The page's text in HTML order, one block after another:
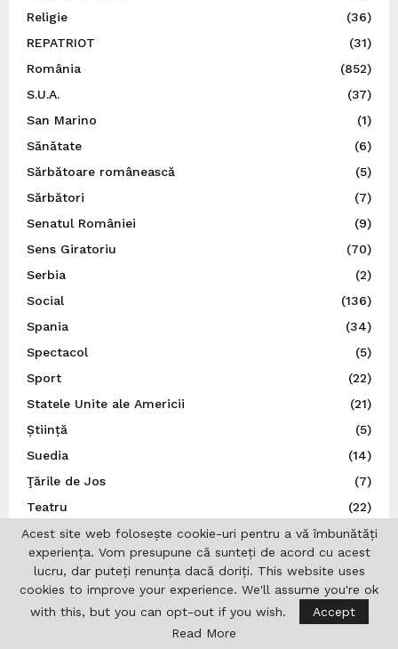
Religie
(36)
REPATRIOT
(31)
România
(852)
S.U.A.
(37)
San Marino
(1)
Sănătate
(6)
Sărbătoare românească
(5)
Sărbători
(7)
Senatul României
(9)
Sens Giratoriu
(70)
Serbia
(2)
Social
(136)
Spania
(34)
Spectacol
(5)
Sport
(22)
Statele Unite ale Americii
(21)
Știință
(5)
Suedia
(14)
Ţările de Jos
(7)
Teatru
(22)
Traducător autorizat
(1)
Turcia
(3)
Ucraina
(9)
Uncategorized
(167)
Acest site web folosește cookie-uri pentru a vă îmbunătăți
experiența. Vom presupune că sunteți de acord cu acest
lucru, dar puteți renunța dacă doriți. This website uses
cookies to improve your experience. We'll assume you're ok
with this, but you can opt-out if you wish.
Accept
Read More